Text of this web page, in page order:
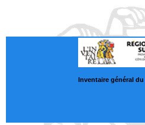
Inventaire général du